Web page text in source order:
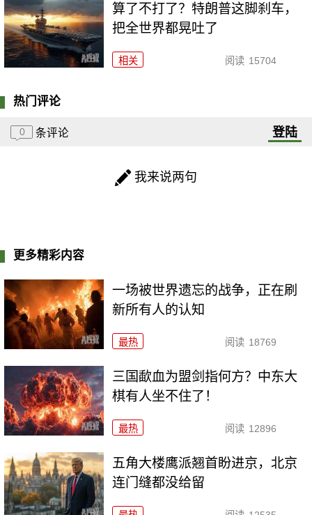
算了不打了？特朗普这脚刹车，
把全世界都晃吐了
相关 阅读 15704
热门评论
0 条评论 登陆
我来说两句
更多精彩内容
一场被世界遗忘的战争，正在刷
新所有人的认知
最热 阅读 18769
三国歃血为盟剑指何方？中东大
棋有人坐不住了！
最热 阅读 12896
五角大楼鹰派翘首盼进京，北京
连门缝都没给留